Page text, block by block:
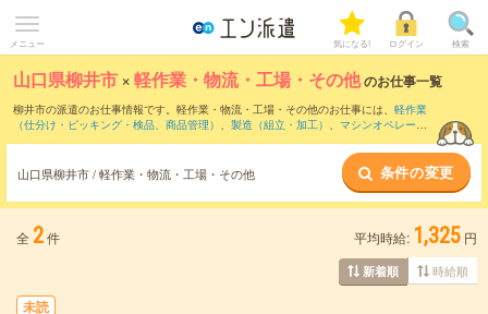
メニュー 気になる! ログイン 検索
山口県柳井市 ×軽作業・物流・工場・その他のお仕事一覧
柳井市の派遣のお仕事情報です。軽作業・物流・工場・その他のお仕事には、 軽作業
（仕分け・ピッキング・検品、商品管理） 、 製造（組立・加工） 、 マシンオペレータ
山口県柳井市 / 軽作業・物流・工場・その他 条件の変更
全 2件 平均時給: 1,325 円
新着順 時給順
未読